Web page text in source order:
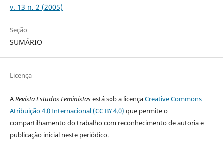
v. 13 n. 2 (2005)
Seção
SUMÁRIO
Licença
ARevista Estudos Feministasestá sob a licençaCreative Commons
Atribuição 4.0 Internacional (CC BY 4.0) que permite o
compartilhamento do trabalho com reconhecimento de autoria e
publicação inicial neste periódico.